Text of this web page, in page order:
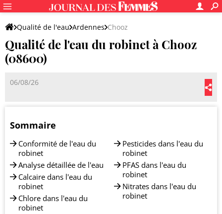
Qualité de l'eau Ardennes Chooz
Qualité de l'eau du robinet à Chooz
(08600)
06/08/26
Sommaire
Conformité de l'eau du
robinet
Analyse détaillée de l'eau
Calcaire dans l'eau du
robinet
Chlore dans l'eau du
robinet
Pesticides dans l'eau du
robinet
PFAS dans l'eau du
robinet
Nitrates dans l'eau du
robinet